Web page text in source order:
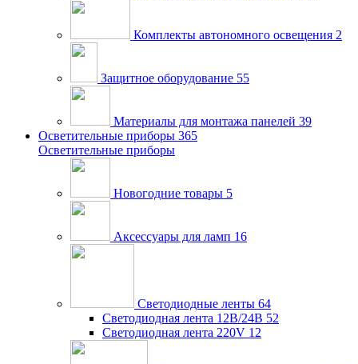
Комплекты автономного освещения 2
Защитное оборудование 55
Материалы для монтажа панелей 39
Осветительные приборы 365
Осветительные приборы
Новогодние товары 5
Аксессуары для ламп 16
Светодиодные ленты 64
Светодиодная лента 12В/24В 52
Светодиодная лента 220V 12